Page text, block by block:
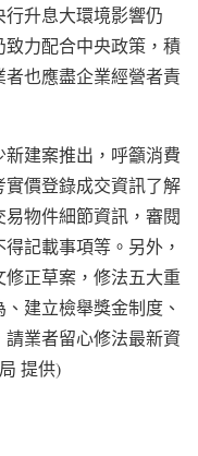
升息大環境影響仍
力配合中央政策，積
也應盡企業經營者責
建案推出，呼籲消費
價登錄成交資訊了解
物件細節資訊，審閱
記載事項等。另外，
正草案，修法五大重
建立檢舉獎金制度、
業者留心修法最新資
提供)